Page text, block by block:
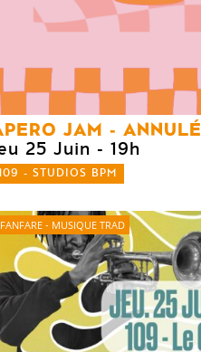
JAM - ANNULÉ
25 Juin - 19h
- STUDIOS BPM
FANFARE - MUSIQUE TRAD